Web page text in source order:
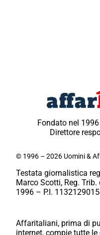
Fondato nel
Direttore
© 1996 – 2026 Uomini &
Testata giornalistica
Marco Scotti, Reg.
1996 – P.I.
Affaritaliani, prima di
internet, compie tutte